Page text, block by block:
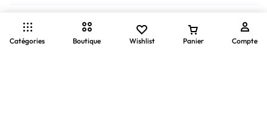
Catégories Boutique Wishlist Panier Compte